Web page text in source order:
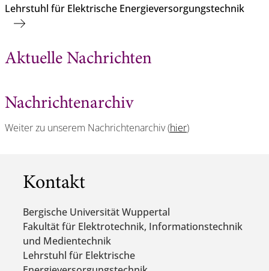
Lehrstuhl für Elektrische Energieversorgungstechnik
Aktuelle Nachrichten
Nachrichtenarchiv
Weiter zu unserem Nachrichtenarchiv (hier)
Kontakt
Bergische Universität Wuppertal
Fakultät für Elektrotechnik, Informationstechnik
und Medientechnik
Lehrstuhl für Elektrische